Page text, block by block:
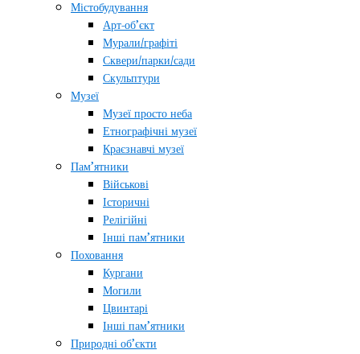
Містобудування
Арт-об’єкт
Мурали/графіті
Сквери/парки/сади
Скульптури
Музеї
Музеї просто неба
Етнографічні музеї
Краєзнавчі музеї
Пам’ятники
Військові
Історичні
Релігійні
Інші пам’ятники
Поховання
Кургани
Могили
Цвинтарі
Інші пам’ятники
Природні об’єкти